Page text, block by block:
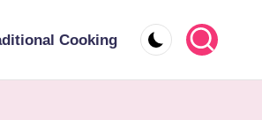
Cooking